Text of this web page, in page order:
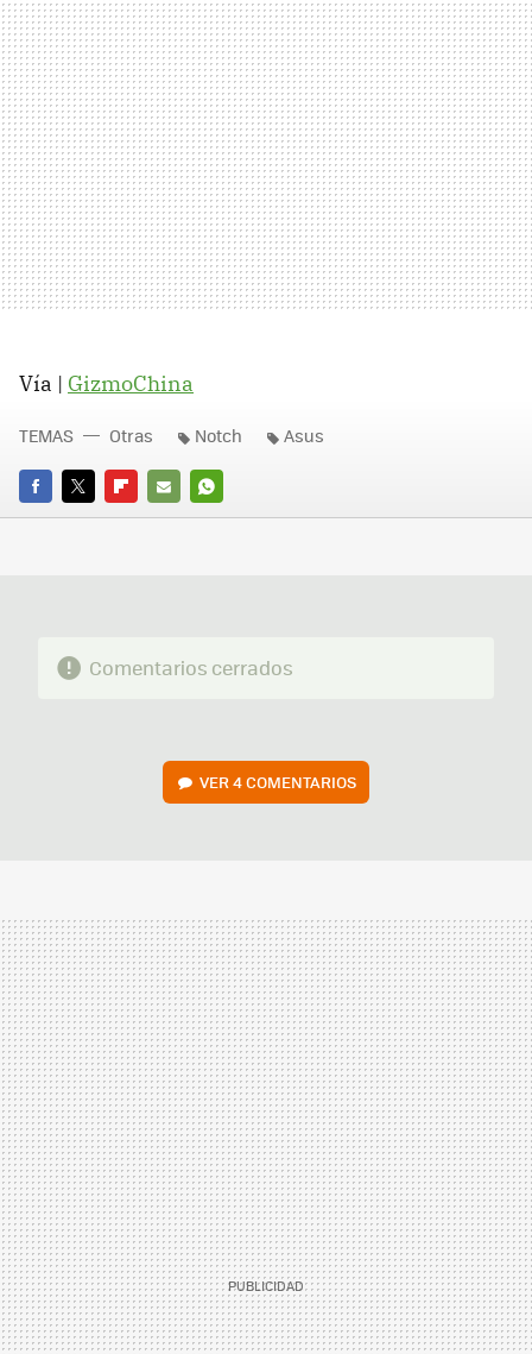
Vía | GizmoChina
FACEBOOK
TWITTERFLIPBOARD
E-
WHATSAPP
TEMAS Otras Notch Asus
Comentarios cerrados
VER 4 COMENTARIOS